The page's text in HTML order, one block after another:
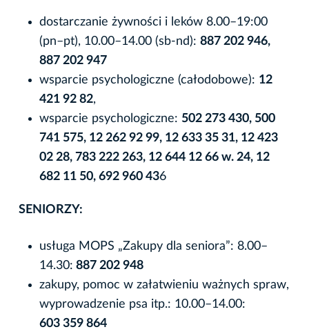
dostarczanie żywności i leków 8.00–19:00
(pn–pt), 10.00–14.00 (sb-nd): 887 202 946,
887 202 947
wsparcie psychologiczne (całodobowe): 12
421 92 82,
wsparcie psychologiczne: 502 273 430, 500
741 575, 12 262 92 99, 12 633 35 31, 12 423
02 28, 783 222 263, 12 644 12 66 w. 24, 12
682 11 50, 692 960 436
SENIORZY:
usługa MOPS „Zakupy dla seniora”: 8.00–
14.30: 887 202 948
zakupy, pomoc w załatwieniu ważnych spraw,
wyprowadzenie psa itp.: 10.00–14.00:
603 359 864